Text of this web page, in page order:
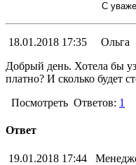
С
18.01.2018 17:35
Ольга
Добрый день. Хотела бы
платно? И сколько будет
Посмотреть Ответов: 1
Ответ
19.01.2018 17:44